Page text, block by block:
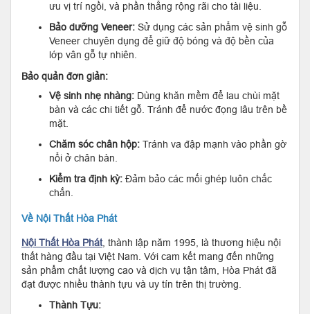
ưu vị trí ngồi, và phần thẳng rộng rãi cho tài liệu.
Bảo dưỡng Veneer: Sử dụng các sản phẩm vệ sinh gỗ
Veneer chuyên dụng để giữ độ bóng và độ bền của
lớp vân gỗ tự nhiên.
Bảo quản đơn giản:
Vệ sinh nhẹ nhàng: Dùng khăn mềm để lau chùi mặt
bàn và các chi tiết gỗ. Tránh để nước đọng lâu trên bề
mặt.
Chăm sóc chân hộp: Tránh va đập mạnh vào phần gờ
nổi ở chân bàn.
Kiểm tra định kỳ: Đảm bảo các mối ghép luôn chắc
chắn.
Về Nội Thất Hòa Phát
Nội Thất Hòa Phát, thành lập năm 1995, là thương hiệu nội
thất hàng đầu tại Việt Nam. Với cam kết mang đến những
sản phẩm chất lượng cao và dịch vụ tận tâm, Hòa Phát đã
đạt được nhiều thành tựu và uy tín trên thị trường.
Thành Tựu: